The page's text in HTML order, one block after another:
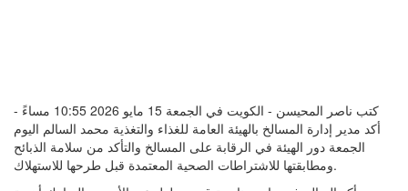
كتب ناصر المحيسن - الكويت في الجمعة 15 مايو 2026 10:55 مساءً -
أكد مدير إدارة المسالخ بالهيئة العامة للغذاء والتغذية محمد السالم اليوم
الجمعة دور الهيئة في الرقابة على المسالخ والتأكد من سلامة الذبائح
ومطابقتها للاشتراطات الصحية المعتمدة قبل طرحها للاستهلاك.